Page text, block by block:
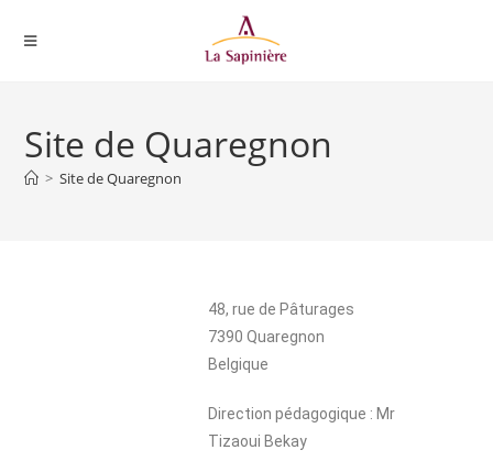
Site de Quaregnon
> Site de Quaregnon
48, rue de Pâturages
7390 Quaregnon
Belgique
Direction pédagogique : Mr
Tizaoui Bekay